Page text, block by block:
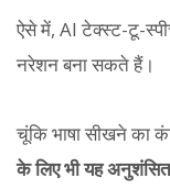
ऐसे में, AI टेक्स्ट-टू-
नरेशन बना सकते हैं।
चूंकि भाषा सीखने का
के लिए भी यह अनुशंसित